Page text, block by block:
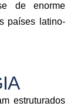
de enorme
países latino-
estruturados